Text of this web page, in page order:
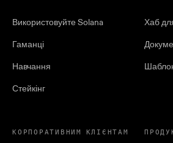
Використовуйте Solana
Гаманці
Навчання
Стейкінг
Хаб
КОРПОРАТИВНИМ КЛІЄНТАМ